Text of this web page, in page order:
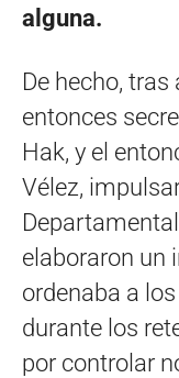
alguna.
De hecho,
entonces
Hak, y el
Vélez,
elaboraron un
ordenaba a
durante los
por controlar